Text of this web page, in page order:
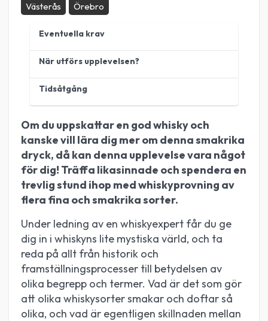
Västerås
Örebro
Eventuella krav
När utförs upplevelsen?
Tidsåtgång
Om du uppskattar en god whisky och
kanske vill lära dig mer om denna smakrika
dryck, då kan denna upplevelse vara något
för dig! Träffa likasinnade och spendera en
trevlig stund ihop med whiskyprovning av
flera fina och smakrika sorter.
Under ledning av en whiskyexpert får du ge
dig in i whiskyns lite mystiska värld, och ta
reda på allt från historik och
framställningsprocesser till betydelsen av
olika begrepp och termer. Vad är det som gör
att olika whiskysorter smakar och doftar så
olika, och vad är egentligen skillnaden mellan